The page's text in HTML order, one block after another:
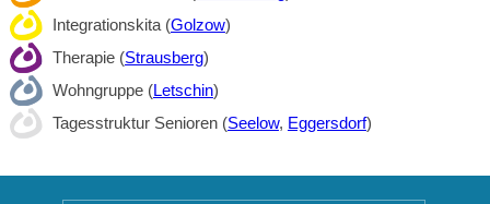
Integrationskita (Golzow)
Therapie (Strausberg)
Wohngruppe (Letschin)
Tagesstruktur Senioren (Seelow, Eggersdorf)